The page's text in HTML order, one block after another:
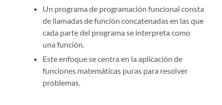
Un programa de programación funcional consta
de llamadas de función concatenadas en las que
cada parte del programa se interpreta como
una función.
Este enfoque se centra en la aplicación de
funciones matemáticas puras para resolver
problemas.